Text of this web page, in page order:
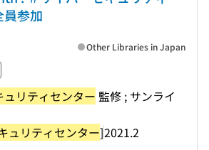
員参加
リティセンター 監修 ; サンライ
ュリティセンター]2021.2
Other Libraries in Japan